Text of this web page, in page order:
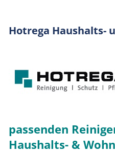
Hotrega Haushalts-
passenden
Haushalts- &